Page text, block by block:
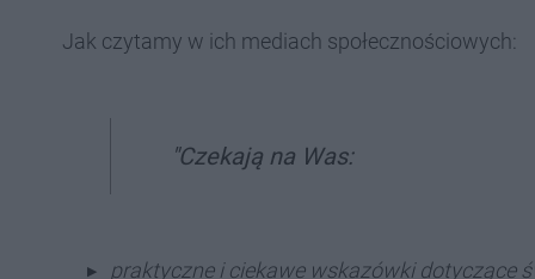
Jak czytamy w ich mediach społecznościowych:
"Czekają na Was:
praktyczne i ciekawe wskazówki dotyczące